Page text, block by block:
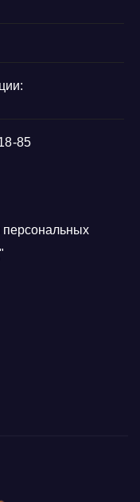
85
персональных